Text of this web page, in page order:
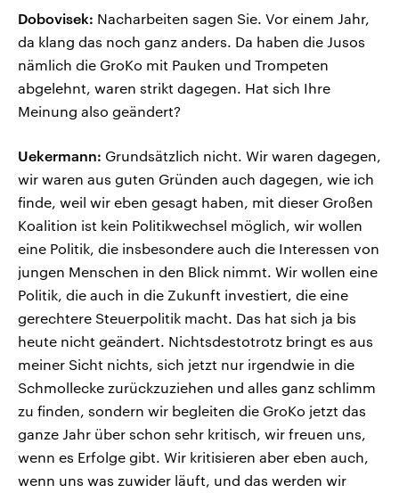
Dobovisek: Nacharbeiten sagen Sie. Vor einem Jahr,
da klang das noch ganz anders. Da haben die Jusos
nämlich die GroKo mit Pauken und Trompeten
abgelehnt, waren strikt dagegen. Hat sich Ihre
Meinung also geändert?
Uekermann: Grundsätzlich nicht. Wir waren dagegen,
wir waren aus guten Gründen auch dagegen, wie ich
finde, weil wir eben gesagt haben, mit dieser Großen
Koalition ist kein Politikwechsel möglich, wir wollen
eine Politik, die insbesondere auch die Interessen von
jungen Menschen in den Blick nimmt. Wir wollen eine
Politik, die auch in die Zukunft investiert, die eine
gerechtere Steuerpolitik macht. Das hat sich ja bis
heute nicht geändert. Nichtsdestotrotz bringt es aus
meiner Sicht nichts, sich jetzt nur irgendwie in die
Schmollecke zurückzuziehen und alles ganz schlimm
zu finden, sondern wir begleiten die GroKo jetzt das
ganze Jahr über schon sehr kritisch, wir freuen uns,
wenn es Erfolge gibt. Wir kritisieren aber eben auch,
wenn uns was zuwider läuft, und das werden wir